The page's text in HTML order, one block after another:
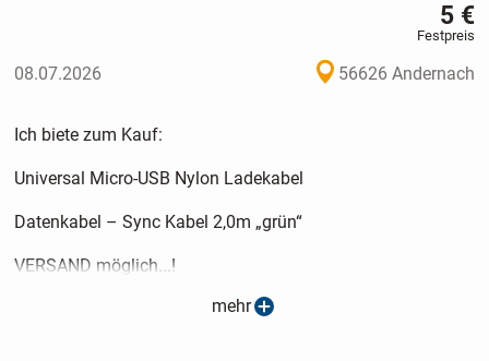
5 €
Festpreis
08.07.2026 56626 Andernach
Ich biete zum Kauf:
Universal Micro-USB Nylon Ladekabel
Datenkabel – Sync Kabel 2,0m „grün“
VERSAND möglich...!
mehr